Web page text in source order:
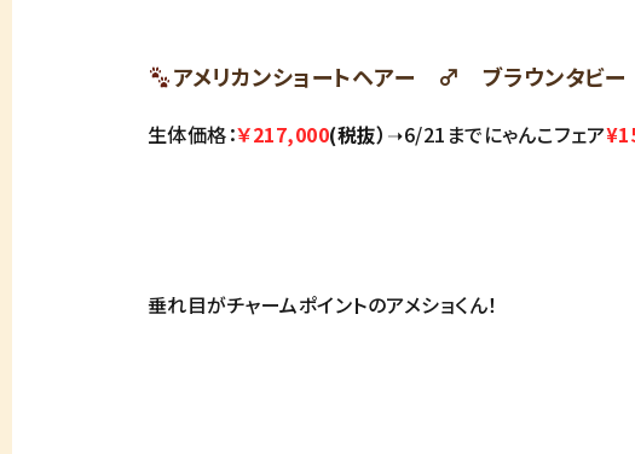
アメリカンショートヘアー ♂ ブラウンタビ
生体価格：￥217,000(税抜） ➝6/21までにゃんこフェア
垂れ目がチャームポイントのアメショくん！